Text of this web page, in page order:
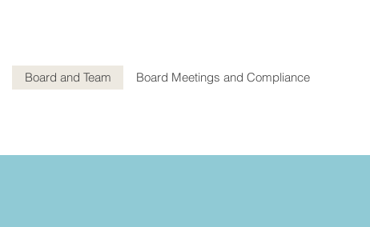
Board and Team Board Meetings and Compliance